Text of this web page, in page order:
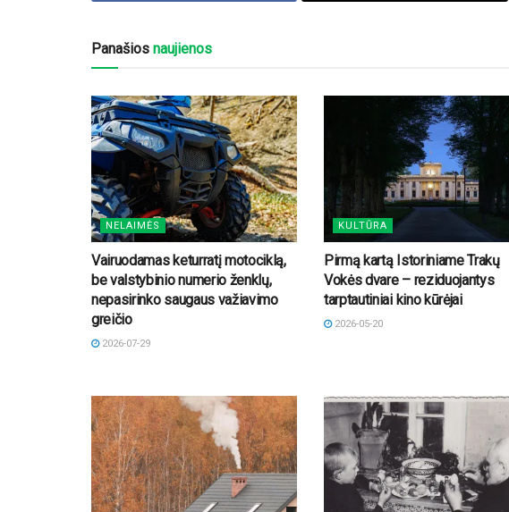
Panašios naujienos
NELAIMĖS
Vairuodamas keturratį motociklą,
be valstybinio numerio ženklų,
nepasirinko saugaus važiavimo
greičio
2026-07-29
KULTŪRA
Pirmą kartą Istoriniame Trakų
Vokės dvare – reziduojantys
tarptautiniai kino kūrėjai
2026-05-20